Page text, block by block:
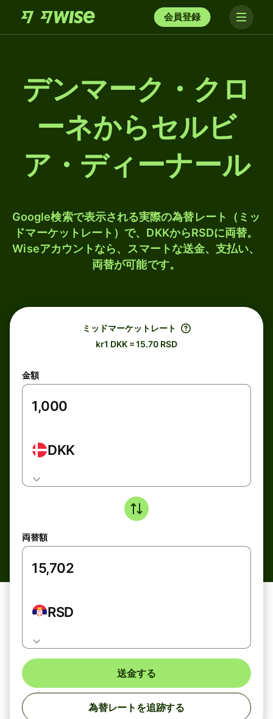
会員登録
デンマーク・クロ
ーネからセルビ
ア・ディーナール
Google検索で表示される実際の為替レート（ミッ
ドマーケットレート）で、DKKからRSDに両替。
Wiseアカウントなら、スマートな送金、支払い、
両替が可能です。
ミッドマーケットレート
kr1 DKK = 15.70 RSD
金額
DKK
両替額
RSD
送金する
為替レートを追跡する